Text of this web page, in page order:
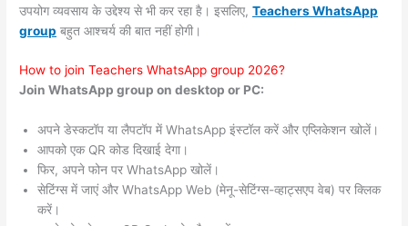
उपयोग व्यवसाय के उद्देश्य से भी कर रहा है। इसलिए,Teachers WhatsApp
group बहुत आश्चर्य की बात नहीं होगी।
How to join Teachers WhatsApp group 2026?
Join WhatsApp group on desktop or PC:
अपने डेस्कटॉप या लैपटॉप में WhatsApp इंस्टॉल करें और एप्लिकेशन खोलें।
आपको एक QR कोड दिखाई देगा।
फिर, अपने फोन पर WhatsApp खोलें।
सेटिंग्स में जाएं और WhatsApp Web (मेनू-सेटिंग्स-व्हाट्सएप वेब) पर क्लिक
करें।